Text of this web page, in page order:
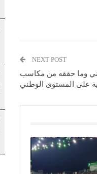
NEXT POST
وما حققه من مكاسب
على المستوى الوطني